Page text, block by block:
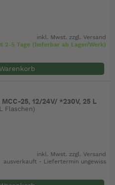
inkl. Mwst. zzgl.Versand
2-5 Tage (lieferbar ab Lager/Werk)
25, 12/24V/ *230V, 25 L
Flaschen)
inkl. Mwst. zzgl.Versand
ausverkauft - Liefertermin ungewiss